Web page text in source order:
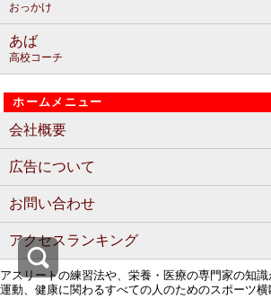
おっかけ
あば
高校コーチ
ホームメニュー
会社概要
広告について
お問い合わせ
アクセスランキング
アスリートの練習法や、栄養・医療の専門家の知
運動、健康に関わるすべての人のためのスポーツ